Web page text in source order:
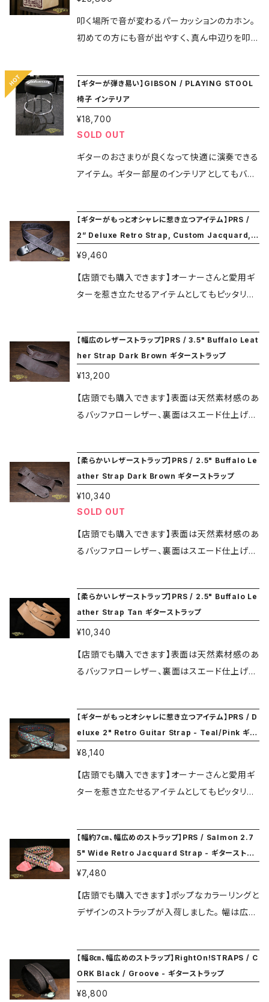
必ずメニューにある ”SHOPPING GUIDE" ペ
ージをご覧ください★★
叩く場所で音が変わるパーカッションのカホン。
初めての方にも音が出やすく、真ん中辺りを叩く
でのドラムの代用品としても使えますし、ラテン
系のリズミカルな叩き方も出来ます。 部屋に置
いてあってもオシャレで、叩かない時は普通の椅
子としても使えます。 SPEC ■打面材：ハード・
コール・ストライプ合板 ■側面材：バーチ材 ■
サイズ：30×30×50cm ソフトケース付き ドイツ
ご注文の際には必ずメニューにある ”SHOPPIN
G GUIDE" ページをご覧ください★★
【ギターが弾き易い】GIBSON / PLAYING STOOL
椅子 インテリア
¥18,700
SOLD OUT
ギターのおさまりが良くなって快適に演奏できる
アイテム。 ギター部屋のインテリアとしてもバッ
も変わりますよ!! ・高さ：24インチ（約61cm） ・3
60°回転式 店頭展示品で確認できます。 座面、
脚部分は外された状態で1箱に梱包された状態
で発送します。ご自身で組み立てをお願い致しま
す。 ★★ご注文の際には必ずメニューにある ”S
【ギターがもっとオシャレに惹き立つアイテム】PRS /
2” Deluxe Retro Strap, Custom Jacquard, P
ulsar Birds (Violet) ギターストラップ
¥9,460
【店頭でも購入できます】オーナーさんと愛用ギ
ターを惹き立たせるアイテムとしてもピッタリで
は金属製です。 長さ：Min 36”, Max 60” U.S.
A.製 ★★ご注文の際には必ずメニューにある
”SHOPPING GUIDE" ページをご覧ください★
★
【幅広のレザーストラップ】PRS / 3.5" Buffalo Leat
her Strap Dark Brown ギターストラップ
¥13,200
【店頭でも購入できます】表面は天然素材感のあ
るバッファローレザー、裏面はスエード仕上げと
3.5” 長さ 45"～54" 天然の物ですので1本１本
レザー模様に違いがあったり模様に個性があり
ます。 ★★ご注文の際には必ずメニューにある
”SHOPPING GUIDE" ページをご覧ください★
★
【柔らかいレザーストラップ】PRS / 2.5" Buffalo Le
ather Strap Dark Brown ギターストラップ
¥10,340
SOLD OUT
【店頭でも購入できます】表面は天然素材感のあ
るバッファローレザー、裏面はスエード仕上げと
45"～54" 天然の物ですので1本１本レザー模様
に違いがあったり模様に個性があります。返品や
交換は出来ませんので、予めご了承ください。（ご
希望の方は現物の画像をお送りします）
【柔らかいレザーストラップ】PRS / 2.5" Buffalo Le
ather Strap Tan ギターストラップ
¥10,340
【店頭でも購入できます】表面は天然素材感のあ
るバッファローレザー、裏面はスエード仕上げと
45"～54" 天然の物ですので1本１本レザー模様
に違いがあったり模様に個性があります。返品や
交換は出来ませんので、予めご了承ください。（ご
希望の方は現物の画像をお送りします）
【ギターがもっとオシャレに惹き立つアイテム】PRS / D
eluxe 2" Retro Guitar Strap - Teal/Pink ギタ
ーストラップ
¥8,140
【店頭でも購入できます】オーナーさんと愛用ギ
ターを惹き立たせるアイテムとしてもピッタリで
調整は金属製です。 長さ：約91～157cm U.S.A.
製 PRSを持ってるなら、ストラップもやっぱりPR
Sでしょう!! ★★ご注文の際には必ずメニューに
ある ”SHOPPING GUIDE" ページをご覧くだ
さい★★
【幅約7㎝、幅広めのストラップ】PRS / Salmon 2.7
5" Wide Retro Jacquard Strap - ギターストラ
ップ
¥7,480
【店頭でも購入できます】ポップなカラーリングと
デザインのストラップが入荷しました。 幅は広め
で長さ調整もスムーズに出来ます。 オーナーさ
んと愛用ギターを惹き立たせるアイテムとしても
いかがでしょうか？。 裏地：ナイロン製 ストラッ
【幅8㎝、幅広めのストラップ】RightOn!STRAPS / C
ORK Black / Groove - ギターストラップ
¥8,800